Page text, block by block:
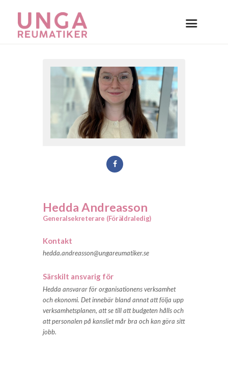
Hedda Andreasson
Generalsekreterare (Föräldraledig)
Kontakt
hedda.andreasson@ungareumatiker.se
Särskilt ansvarig för
Hedda ansvarar för organisationens verksamhet
och ekonomi. Det innebär bland annat att följa upp
verksamhetsplanen, att se till att budgeten hålls och
att personalen på kansliet mår bra och kan göra sitt
jobb.